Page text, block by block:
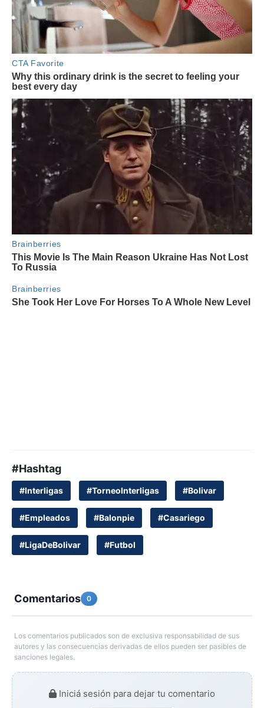
#Hashtag
#Interligas #TorneoInterligas #Bolivar
#Empleados #Balonpie #Casariego
#LigaDeBolivar #Futbol
Comentarios 0
Los comentarios publicados son de exclusiva responsabilidad de sus
autores y las consecuencias derivadas de ellos pueden ser pasibles de
sanciones legales.
Iniciá sesión para dejar tu comentario